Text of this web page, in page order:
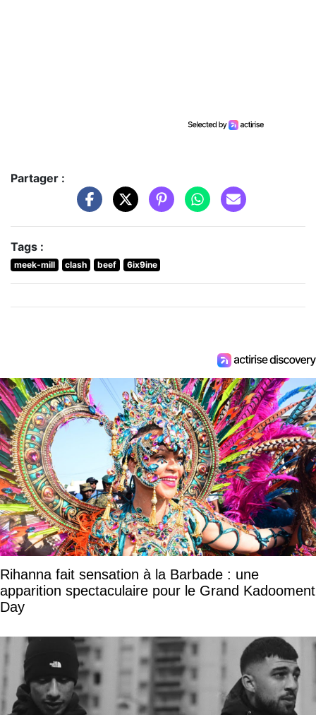
Partager :
Tags :
meek-mill clash beef 6ix9ine
Rihanna fait sensation à la Barbade : une
apparition spectaculaire pour le Grand Kadooment
Day